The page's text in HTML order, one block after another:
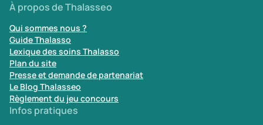
À propos de Thalasseo
Qui sommes nous ?
Guide Thalasso
Lexique des soins Thalasso
Plan du site
Presse et demande de partenariat
Le Blog Thalasseo
Règlement du jeu concours
Infos pratiques